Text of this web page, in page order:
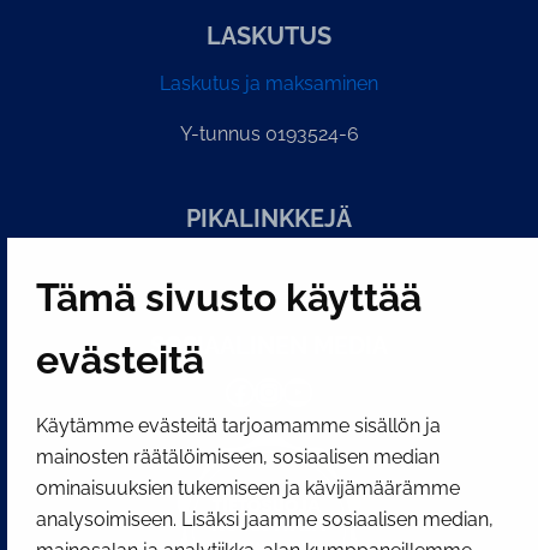
Tämä sivusto käyttää
evästeitä
Käytämme evästeitä tarjoamamme sisällön ja
mainosten räätälöimiseen, sosiaalisen median
ominaisuuksien tukemiseen ja kävijämäärämme
analysoimiseen. Lisäksi jaamme sosiaalisen median,
LASKUTUS
Laskutus ja maksaminen
Y-tunnus 0193524-6
PI­KA­LINK­KE­JÄ
Näytä evästeasetukseni
SOSIAALINEN MEDIA